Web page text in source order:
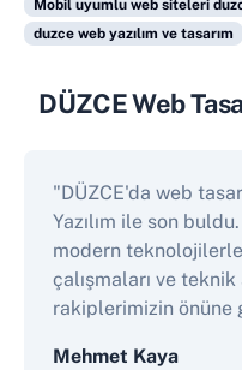
Mobil uyumlu web siteleri
duzce web yazılım ve tasarım
DÜZCE Web
"DÜZCE'da web
Yazılım ile son
modern
çalışmaları ve
rakiplerimizin önüne
Mehmet Kaya